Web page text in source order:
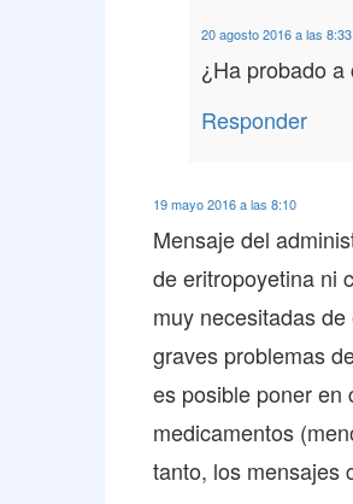
20 agosto 2016 a las 8:33
¿Ha probado
Responder
19 mayo 2016 a las 8:10
Mensaje del
de eritropoyetina ni
muy necesitadas
graves problemas
es posible poner en
medicamentos
tanto, los mensajes